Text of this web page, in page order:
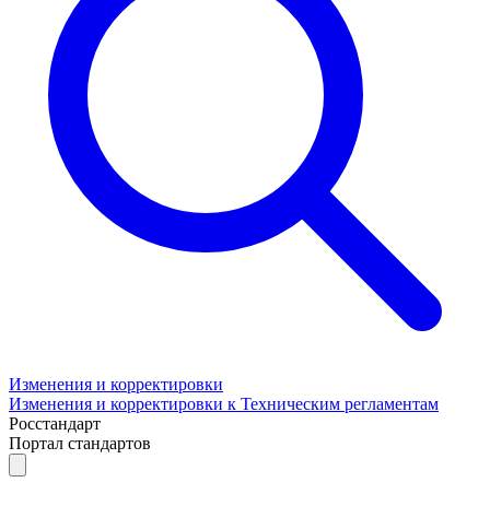
Изменения и корректировки
Изменения и корректировки к Техническим регламентам
Росстандарт
Портал стандартов